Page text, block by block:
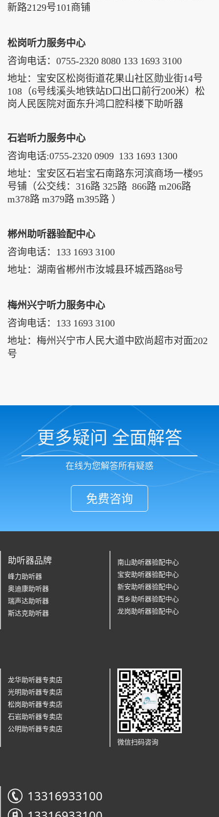
新路2129号101商铺
松岗听力服务中心
咨询电话：0755-2320 8080 133 1693 3100
地址： 宝安区松岗街道花果山社区勋业街14号
108（6号线溪头地铁站D口出口前行200米）松
岗人民医院对面东升鸿口腔科楼下助听器
石岩听力服务中心
咨询电话:0755-2320 0909 133 1693 1300
地址： 宝安区石岩宝石南路东河滨商场一楼95
号铺 （公交线：316路 325路 866路 m206路
m378路 m379路 m395路 ）
郴州助听器验配中心
咨询电话： 133 1693 3100
地址： 湖南省郴州市汝城县环城西路88号
梅州兴宁听力服务中心
咨询电话： 133 1693 3100
地址： 梅州兴宁市人民大道中欧尚超市对面202
号
更多疑问 全面解答
在线为您解答所有疑惑
免费咨询
助听器品牌
峰力助听器
奥迪康助听器
瑞声达助听器
斯达克助听器
南山助听器验配中心
宝安助听器验配中心
新安助听器验配中心
西乡助听器验配中心
龙岗助听器验配中心
龙华助听器专卖店
光明助听器专卖店
松岗助听器专卖店
石岩助听器专卖店
公明助听器专卖店
微信扫码咨询
13316933100